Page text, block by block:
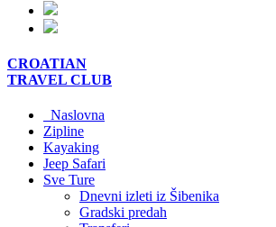
CROATIAN
TRAVEL CLUB
Naslovna
Zipline
Kayaking
Jeep Safari
Sve Ture
Dnevni izleti iz Šibenika
Gradski predah